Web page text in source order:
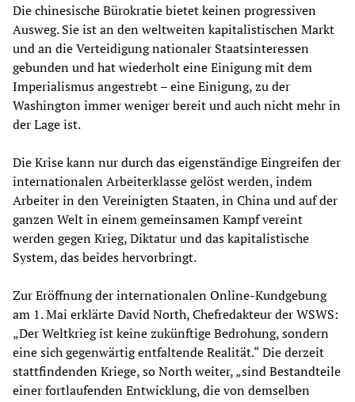
Die chinesische Bürokratie bietet keinen progressiven
Ausweg. Sie ist an den weltweiten kapitalistischen Markt
und an die Verteidigung nationaler Staatsinteressen
gebunden und hat wiederholt eine Einigung mit dem
Imperialismus angestrebt – eine Einigung, zu der
Washington immer weniger bereit und auch nicht mehr in
der Lage ist.
Die Krise kann nur durch das eigenständige Eingreifen der
internationalen Arbeiterklasse gelöst werden, indem
Arbeiter in den Vereinigten Staaten, in China und auf der
ganzen Welt in einem gemeinsamen Kampf vereint
werden gegen Krieg, Diktatur und das kapitalistische
System, das beides hervorbringt.
Zur Eröffnung der internationalen Online-Kundgebung
am 1. Mai erklärte David North, Chefredakteur der WSWS:
„Der Weltkrieg ist keine zukünftige Bedrohung, sondern
eine sich gegenwärtig entfaltende Realität.“ Die derzeit
stattfindenden Kriege, so North weiter, „sind Bestandteile
einer fortlaufenden Entwicklung, die von demselben